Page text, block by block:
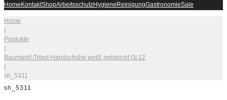
HomeKontaktShopArbeitsschutzHygieneReinigungGastronomieSale
Home
|
Produkte
|
Baumwoll-Trikot-Handschuhe weiß, gebleicht Gr.12
|
sh_5311
sh_5311